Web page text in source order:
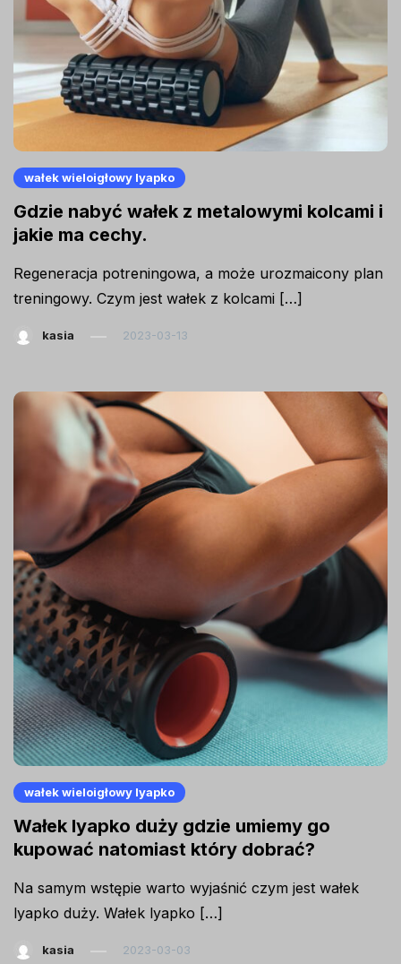
wałek wieloigłowy lyapko
Gdzie nabyć wałek z metalowymi kolcami i
jakie ma cechy.
Regeneracja potreningowa, a może urozmaicony plan
treningowy. Czym jest wałek z kolcami […]
kasia 2023-03-13
wałek wieloigłowy lyapko
Wałek lyapko duży gdzie umiemy go
kupować natomiast który dobrać?
Na samym wstępie warto wyjaśnić czym jest wałek
lyapko duży. Wałek lyapko […]
kasia 2023-03-03